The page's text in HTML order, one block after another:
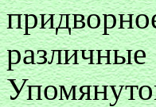
различные